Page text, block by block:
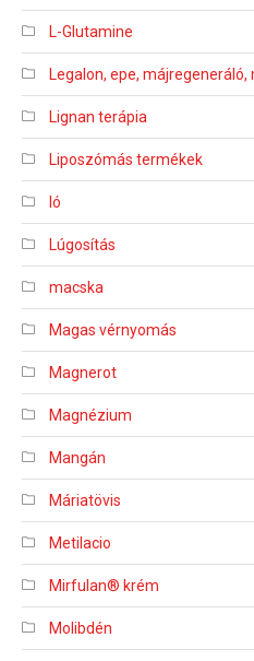
L-Glutamine
Legalon, epe,
Lignan terápia
Liposzómás termékek
ló
Lúgosítás
macska
Magas vérnyomás
Magnerot
Magnézium
Mangán
Máriatövis
Metilacio
Mirfulan® krém
Molibdén